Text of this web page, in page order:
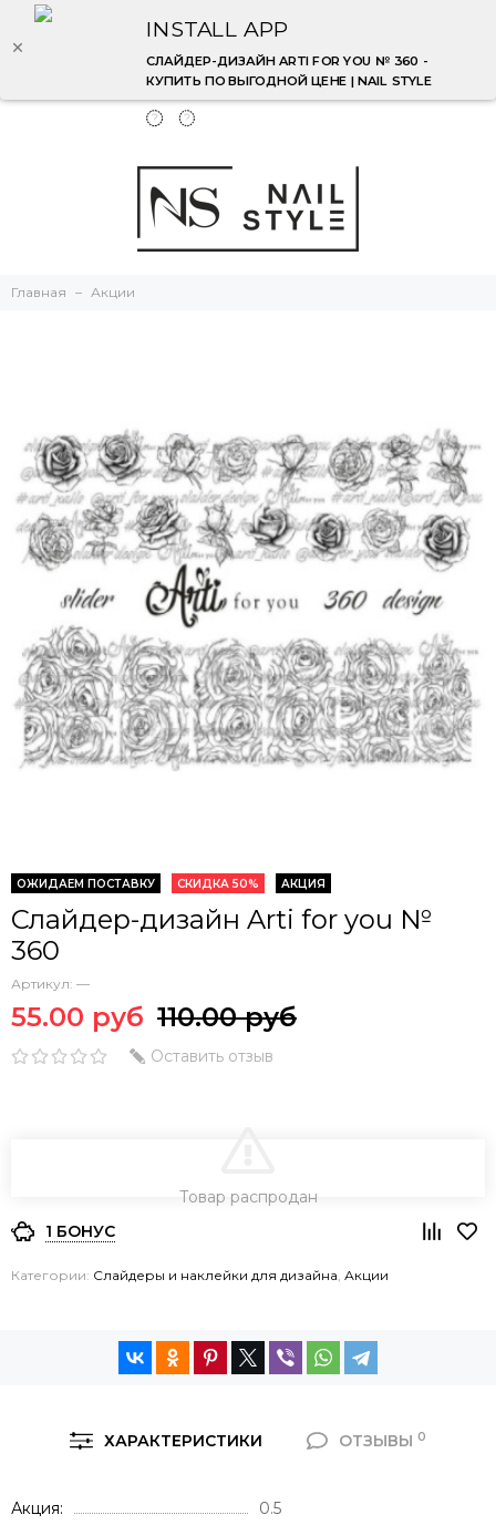
INSTALL APP
СЛАЙДЕР-ДИЗАЙН ARTI FOR YOU № 360 -
КУПИТЬ ПО ВЫГОДНОЙ ЦЕНЕ | NAIL STYLE
Главная Акции
ОЖИДАЕМ ПОСТАВКУ СКИДКА 50% АКЦИЯ
Слайдер-дизайн Arti for you №
360
Артикул: —
55.00 руб 110.00 руб
Оставить отзыв
Товар распродан
1 БОНУС
Категории: Слайдеры и наклейки для дизайна, Акции
ХАРАКТЕРИСТИКИ ОТЗЫВЫ 0
Акция 0.5